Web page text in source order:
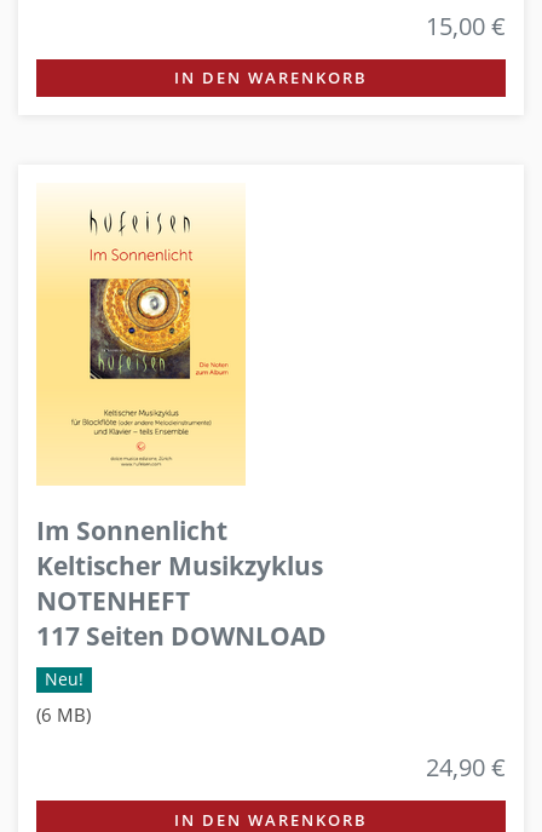
15,00 €
IN DEN WARENKORB
Im Sonnenlicht
Keltischer Musikzyklus
NOTENHEFT
117 Seiten DOWNLOAD
Neu!
(6 MB)
24,90 €
IN DEN WARENKORB